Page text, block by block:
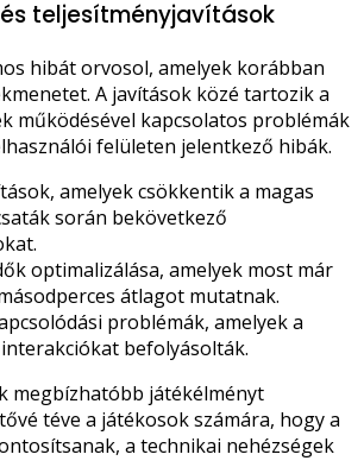
teljesítményjavítások
hibát orvosol, amelyek korábban
A javítások közé tartozik a
működésével kapcsolatos problémák
felületen jelentkező hibák.
amelyek csökkentik a magas
során bekövetkező
optimalizálása, amelyek most már
átlagot mutatnak.
problémák, amelyek a
befolyásolták.
megbízhatóbb játékélményt
téve a játékosok számára, hogy a
a technikai nehézségek